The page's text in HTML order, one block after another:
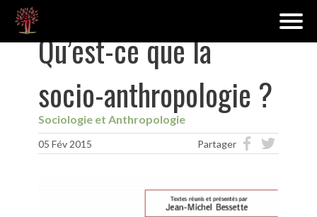
Qu’est-ce que la
socio-anthropologie ?
Sociologie et Anthropologie
05 Fév 2015 Partager